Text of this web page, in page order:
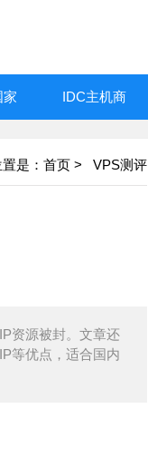
家 IDC主机商
是： 首页 > VPS测评
资源被封。文章还
等优点，适合国内